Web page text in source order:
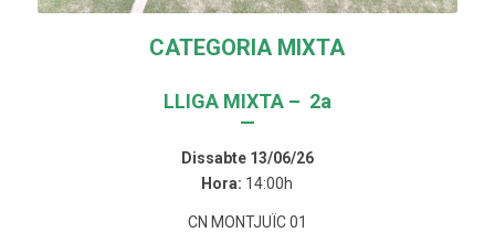
CATEGORIA MIXTA
LLIGA MIXTA – 2a
—
Dissabte 13/06/26
Hora: 14:00h
CN MONTJUÏC 01